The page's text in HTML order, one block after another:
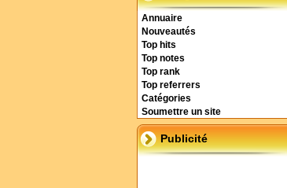
Annuaire
Nouveautés
Top hits
Top notes
Top rank
Top referrers
Catégories
Soumettre un site
Publicité